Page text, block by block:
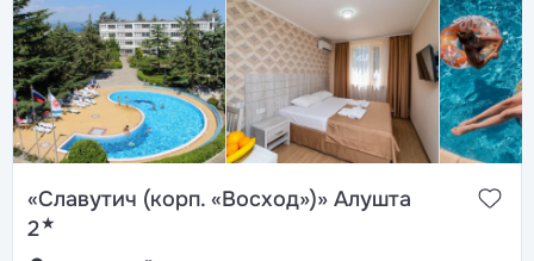
«Славутич (корп. «Восход»)» Алушта
2★